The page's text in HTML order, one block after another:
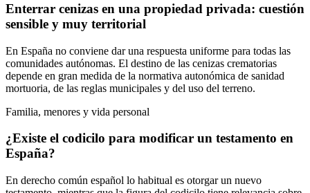
Enterrar cenizas en una propiedad privada: cuestión
sensible y muy territorial
En España no conviene dar una respuesta uniforme para todas las
comunidades autónomas. El destino de las cenizas crematorias
depende en gran medida de la normativa autonómica de sanidad
mortuoria, de las reglas municipales y del uso del terreno.
Familia, menores y vida personal
¿Existe el codicilo para modificar un testamento en
España?
En derecho común español lo habitual es otorgar un nuevo